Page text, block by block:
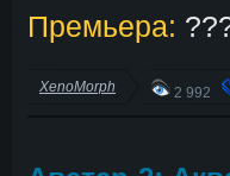
Премьера:
XenoMorph 2 992